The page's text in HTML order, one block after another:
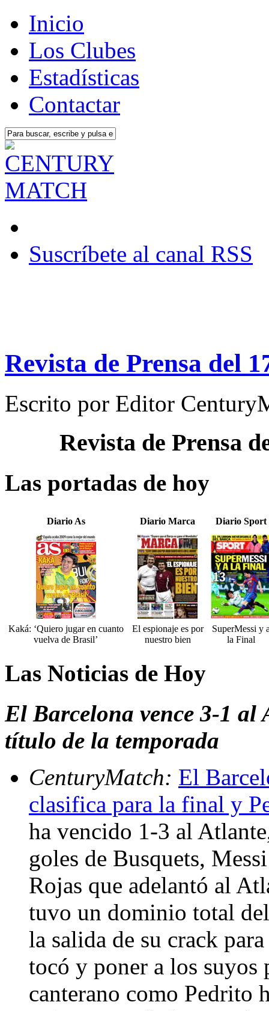
Inicio
Los Clubes
Estadísticas
Contactar
Suscríbete al canal RSS
Revista de Prensa del
Escrito por Editor
Revista de Prensa
Las portadas de hoy
Diario As Diario Marca Diario Sport
Kaká: ‘Quiero jugar en cuanto
vuelva de Brasil’
El espionaje es por
nuestro bien
SuperMessi y
la Final
Las Noticias de Hoy
El Barcelona vence 3-1 al
título de la temporada
CenturyMatch: El
clasifica para la final y
ha vencido 1-3 al
goles de Busquets,
Rojas que adelantó al
tuvo un dominio total
la salida de su crack
tocó y poner a los suyos
canterano como Pedrito